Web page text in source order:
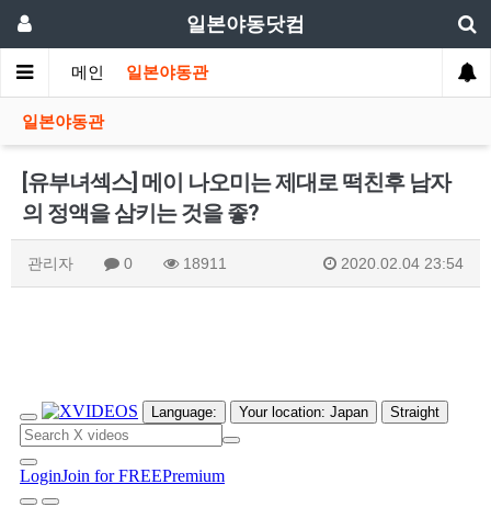
일본야동닷컴
메인 일본야동관
일본야동관
[유부녀섹스] 메이 나오미는 제대로 떡친후 남자
의 정액을 삼키는 것을 좋?
관리자 0 18911 2020.02.04 23:54